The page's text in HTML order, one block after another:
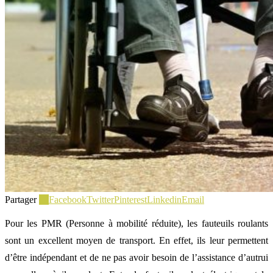
Partager FacebookTwitterPinterestLinkedinEmail
Pour les PMR (Personne à mobilité réduite), les fauteuils roulants
sont un excellent moyen de transport. En effet, ils leur permettent
d’être indépendant et de ne pas avoir besoin de l’assistance d’autrui